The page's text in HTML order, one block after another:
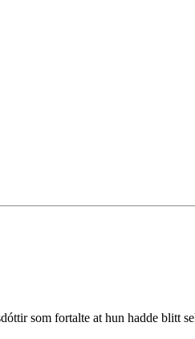
som fortalte at hun hadde blitt